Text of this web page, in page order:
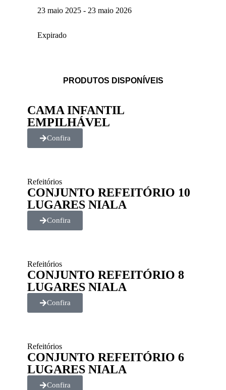
23 maio 2025 - 23 maio 2026
Expirado
PRODUTOS DISPONÍVEIS
CAMA INFANTIL
EMPILHÁVEL
Confira
Refeitórios
CONJUNTO REFEITÓRIO 10
LUGARES NIALA
Confira
Refeitórios
CONJUNTO REFEITÓRIO 8
LUGARES NIALA
Confira
Refeitórios
CONJUNTO REFEITÓRIO 6
LUGARES NIALA
Confira